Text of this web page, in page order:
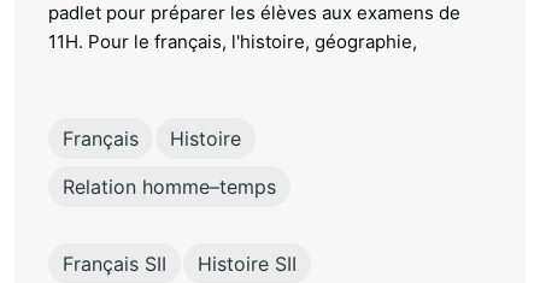
padlet pour préparer les élèves aux examens de
11H. Pour le français, l'histoire, géographie,
Français
Histoire
Relation homme–temps
Français SII Histoire SII